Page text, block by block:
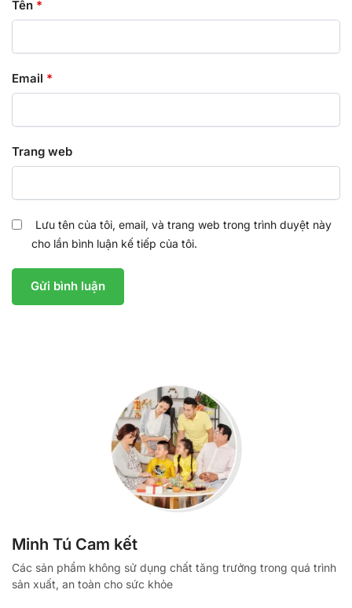
Tên *
Email *
Trang web
Lưu tên của tôi, email, và trang web trong trình duyệt này
cho lần bình luận kế tiếp của tôi.
Minh Tú Cam kết
Các sản phẩm không sử dụng chất tăng trưởng trong quá trình
sản xuất, an toàn cho sức khỏe